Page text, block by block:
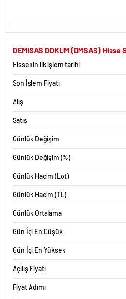
DEMISAS DOKUM (DMSAS)
Hissenin ilk işlem tarihi
Son İşlem Fiyatı
Alış
Satış
Günlük Değişim
Günlük Değişim (%)
Günlük Hacim (Lot)
Günlük Hacim (TL)
Günlük Ortalama
Gün İçi En Düşük
Gün İçi En Yüksek
Açılış Fiyatı
Fiyat Adımı